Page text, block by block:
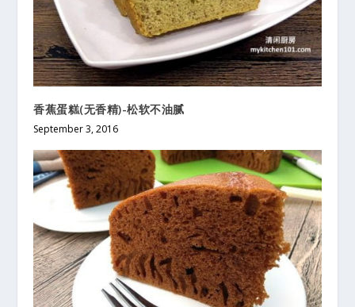
香蕉蛋糕(无香精)-松软不油腻
September 3, 2016